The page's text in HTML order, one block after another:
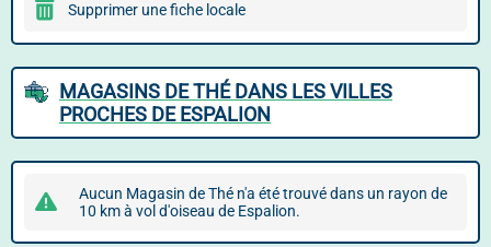
Supprimer une fiche locale
MAGASINS DE THÉ DANS LES VILLES
PROCHES DE ESPALION
Aucun Magasin de Thé n'a été trouvé dans un rayon de
10 km à vol d'oiseau de Espalion.